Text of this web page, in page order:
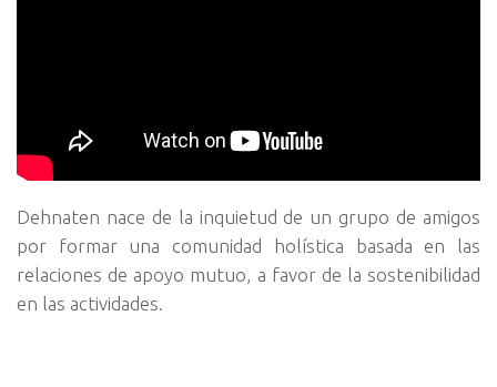
Dehnaten nace de la inquietud de un grupo de amigos
por formar una comunidad holística basada en las
relaciones de apoyo mutuo, a favor de la sostenibilidad
en las actividades.